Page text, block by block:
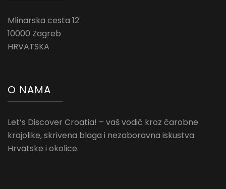
Mlinarska cesta 12
10000 Zagreb
HRVATSKA
O NAMA
Let’s Discover Croatia! – vaš vodič kroz čarobne
krajolike, skrivena blaga i nezaboravna iskustva
Hrvatske i okolice.